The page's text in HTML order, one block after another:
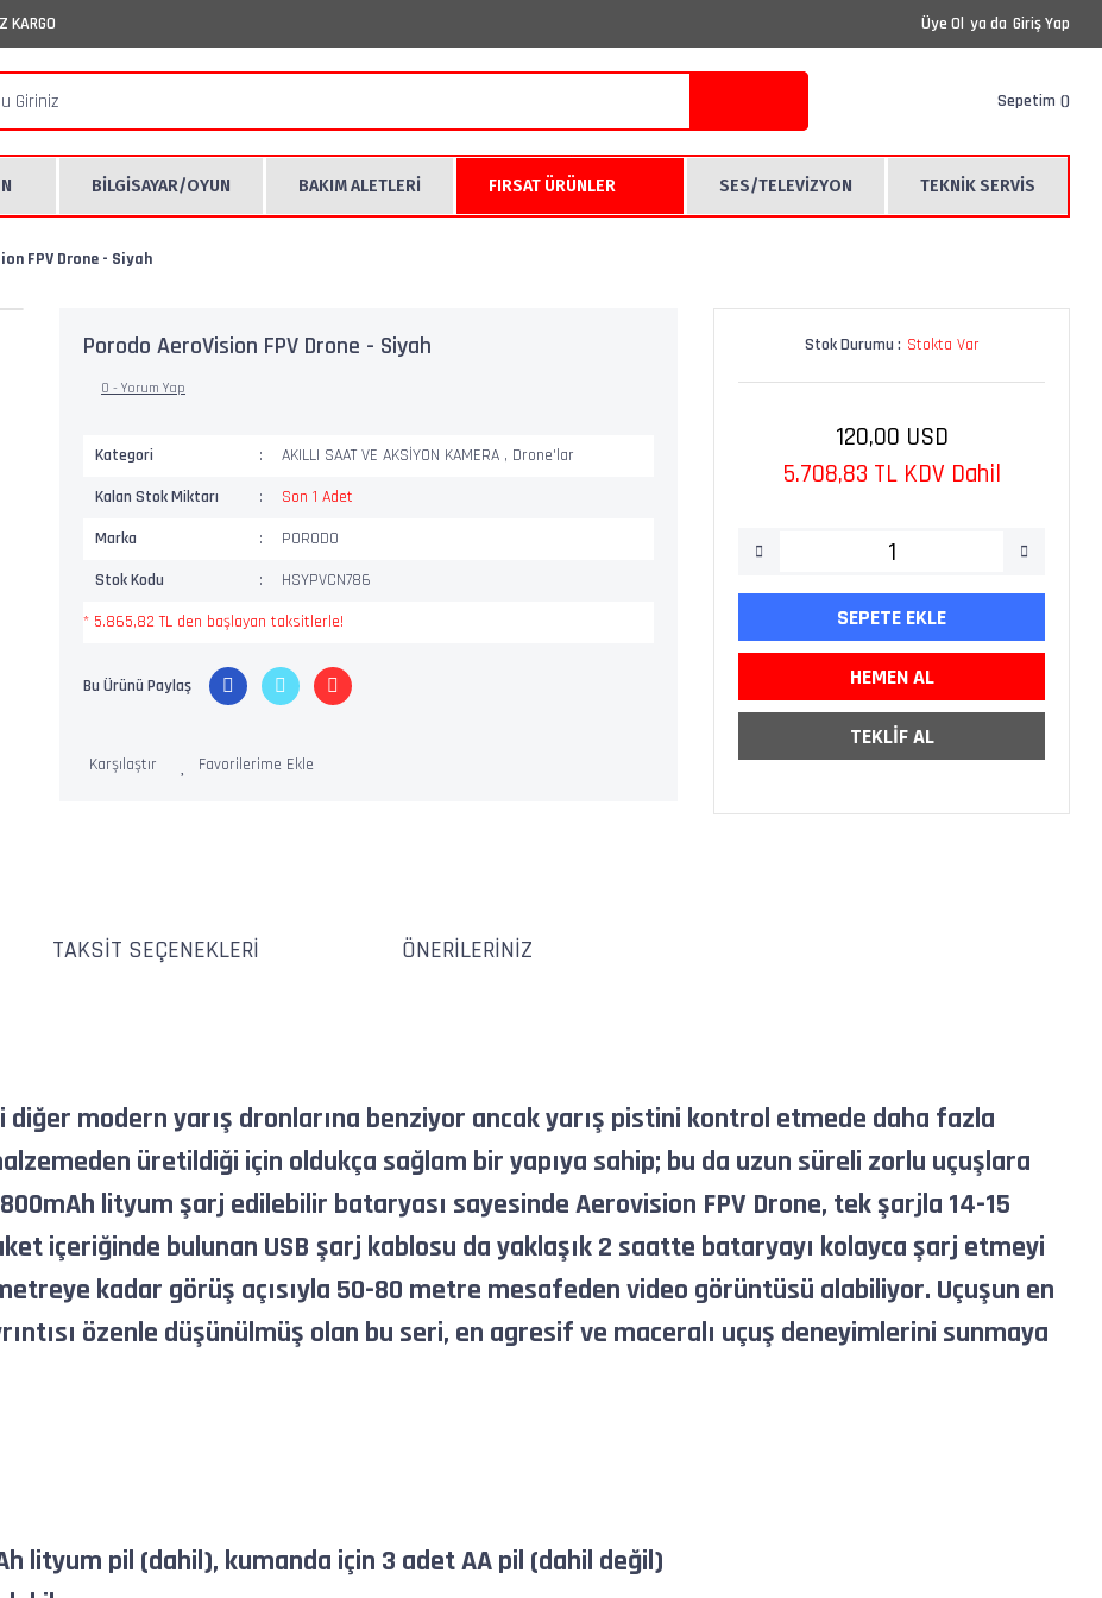
KARGO Üye Ol ya da Giriş Yap
Sepetim
BİLGİSAYAR/OYUN BAKIM ALETLERİ FIRSAT ÜRÜNLER SES/TELEVİZYON TEKNİK SERVİS
FPV Drone - Siyah
Porodo AeroVision FPV Drone - Siyah
0 - Yorum Yap
Kategori AKILLI SAAT VE AKSİYON KAMERA , Drone'lar
Kalan Stok Miktarı
Son 1 Adet
Marka
PORODO
Stok Kodu
HSYPVCN786
* 5.865,82 TL den başlayan taksitlerle!
Bu Ürünü Paylaş
Karşılaştır
Stok Durumu : Stokta Var
120,00 USD
5.708,83 TL KDV Dahil
SEPETE EKLE
HEMEN AL
TEKLİF AL
TAKSIT SEÇENEKLERI ÖNERILERINIZ
diğer modern yarış dronlarına benziyor ancak yarış pistini kontrol etmede daha fazla
üretildiği için oldukça sağlam bir yapıya sahip; bu da uzun süreli zorlu uçuşlara
lityum şarj edilebilir bataryası sayesinde Aerovision FPV Drone, tek şarjla 14-15
içeriğinde bulunan USB şarj kablosu da yaklaşık 2 saatte bataryayı kolayca şarj etmeyi
kadar görüş açısıyla 50-80 metre mesafeden video görüntüsü alabiliyor. Uçuşun en
özenle düşünülmüş olan bu seri, en agresif ve maceralı uçuş deneyimlerini sunmaya
lityum pil (dahil), kumanda için 3 adet AA pil (dahil değil)